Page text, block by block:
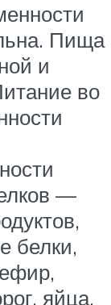
Пища
и
во
—
белки,
яйца,